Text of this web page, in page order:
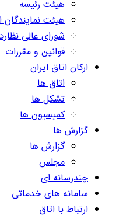
هیئت رئیسه
هیئت نمایندگان
شورای عالی
قوانین و مقررات
ارکان اتاق ایران
اتاق ها
تشکل ها
کمیسیون ها
گزارش ها
گزارش ها
مجلس
چندرسانه ای
سامانه های خدماتی
ارتباط با اتاق